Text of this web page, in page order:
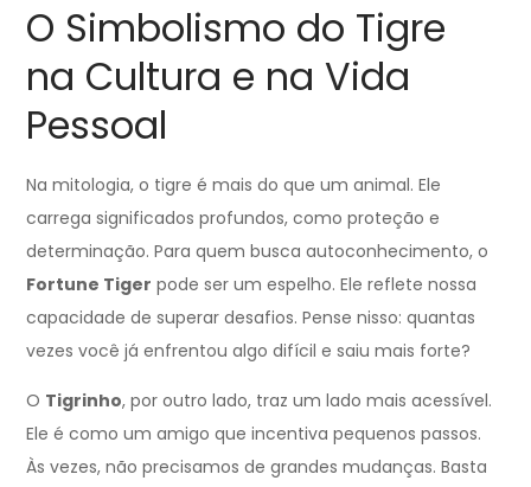
O Simbolismo do Tigre
na Cultura e na Vida
Pessoal
Na mitologia, o tigre é mais do que um animal. Ele
carrega significados profundos, como proteção e
determinação. Para quem busca autoconhecimento, o
Fortune Tiger pode ser um espelho. Ele reflete nossa
capacidade de superar desafios. Pense nisso: quantas
vezes você já enfrentou algo difícil e saiu mais forte?
O Tigrinho, por outro lado, traz um lado mais acessível.
Ele é como um amigo que incentiva pequenos passos.
Às vezes, não precisamos de grandes mudanças. Basta